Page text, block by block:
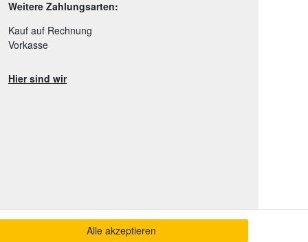
Weitere Zahlungsarten:
Kauf auf Rechnung
Vorkasse
Hier sind wir
Alle akzeptieren